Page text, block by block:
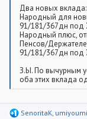
Два новых вклада:
Народный для
91/181/367дн под
Народный плюс,
Пенсов/
91/181/367дн под
З.Ы. По вычурным
оба этих вклада
Р
SenoritaK, umiyoumi